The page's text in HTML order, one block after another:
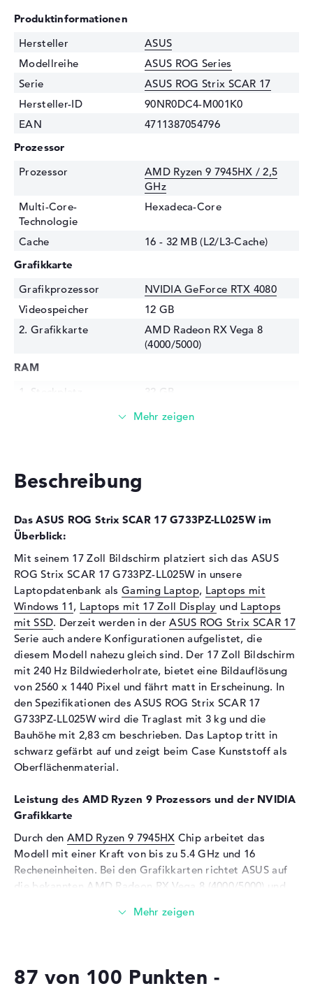
Produktinformationen
Hersteller
ASUS
Modellreihe
ASUS ROG Series
Serie
ASUS ROG Strix SCAR 17
Hersteller-ID
90NR0DC4-M001K0
EAN
4711387054796
Prozessor
Prozessor
AMD Ryzen 9 7945HX / 2,5
GHz
Multi-Core-
Technologie
Hexadeca-Core
Cache
16 - 32 MB (L2/L3-Cache)
Grafikkarte
Grafikprozessor
NVIDIA GeForce RTX 4080
Videospeicher
12 GB
2. Grafikkarte
AMD Radeon RX Vega 8
(4000/5000)
RAM
1. Steckplatz
32 GB
32 GB
Festplatte
Festplatte
2 TB SSD
Schnittstelle
Optische Speicher
Display
Display-Typ
17,3" TFT
Max. Auflösung
2560 x 1440
Auflösungstyp
2K WQHD
Bildwiederholrate
240 Hz
Besonderheiten
Hintergrundbeleuchtung, IPS
Panel, NVIDIA G-SYNC, HDR,
Dolby Vision, Pantone
Audio
Soundkarte
Mikrofon
vorhanden
Webcam
Sensorauflösung
0,9 MP
Tastatur
Beleuchtet (hintergrund)
Beschreibung
Das ASUS ROG Strix SCAR 17 G733PZ-LL025W im
Überblick:
Mit seinem 17 Zoll Bildschirm platziert sich das ASUS
ROG Strix SCAR 17 G733PZ-LL025W in unsere
Laptopdatenbank alsGaming Laptop, Laptops mit
Windows 11, Laptops mit 17 Zoll Display und Laptops
mit SSD. Derzeit werden in derASUS ROG Strix SCAR 17
Serie auch andere Konfigurationen aufgelistet, die
diesem Modell nahezu gleich sind. Der 17 Zoll Bildschirm
mit 240 Hz Bildwiederholrate, bietet eine Bildauflösung
von 2560 x 1440 Pixel und fährt matt in Erscheinung. In
den Spezifikationen des ASUS ROG Strix SCAR 17
G733PZ-LL025W wird die Traglast mit 3 kg und die
Bauhöhe mit 2,83 cm beschrieben. Das Laptop tritt in
schwarz gefärbt auf und zeigt beim Case Kunststoff als
Oberflächenmaterial.
Leistung des AMD Ryzen 9 Prozessors und der NVIDIA
Grafikkarte
Durch den AMD Ryzen 9 7945HX Chip arbeitet das
Modell mit einer Kraft von bis zu 5.4 GHz und 16
Recheneinheiten. Bei den Grafikkarten richtet ASUS auf
die bekannten AMD Radeon RX Vega 8 (4000/5000) und
Das ASUS ROG Strix SCAR 17 G733PZ-LL025W bietet
87 von 100 Punkten -